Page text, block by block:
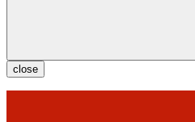
close